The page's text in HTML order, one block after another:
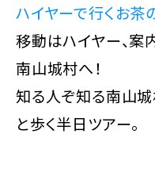
ハイヤーで行くお茶
移動はハイヤー、案
南山城村へ！
知る人ぞ知る南山
と歩く半日ツアー。